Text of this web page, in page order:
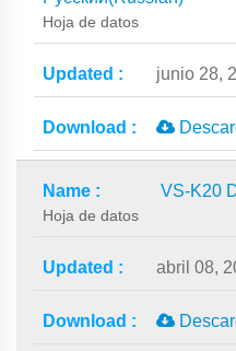
Hoja de datos
junio 28,
VS-K20
Hoja de datos
abril 08,